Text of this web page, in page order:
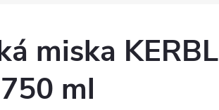
miska KERBL
ml